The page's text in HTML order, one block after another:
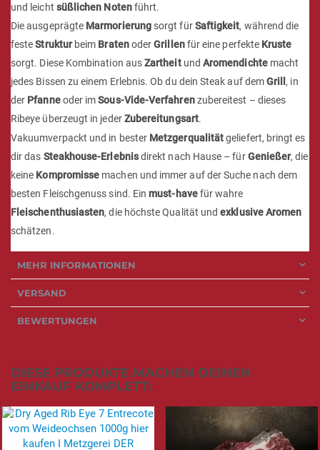
und leicht süßlichen Notenführt.
Die ausgeprägte Marmorierungsorgt fürSaftigkeit, während die
festeStrukturbeim BratenoderGrillenfür eine perfekte Kruste
sorgt. Diese Kombination ausZartheitund Aromendichtemacht
jedes Bissen zu einem Erlebnis. Ob du dein Steak auf demGrill, in
der Pfanneoder imSous-Vide-Verfahrenzubereitest – dieses
Ribeye überzeugt in jederZubereitungsart.
Vakuumverpackt und in bester Metzgerqualitätgeliefert, bringt es
dir das Steakhouse-Erlebnisdirekt nach Hause – fürGenießer, die
keine Kompromisse machen und immer auf der Suche nach dem
besten Fleischgenuss sind. Einmust-havefür wahre
Fleischenthusiasten, die höchste Qualität undexklusive Aromen
schätzen.
MEHR INFORMATIONEN
VERSAND
BEWERTUNGEN
DIESE PRODUKTE MACHEN DEINEN
EINKAUF KOMPLETT: